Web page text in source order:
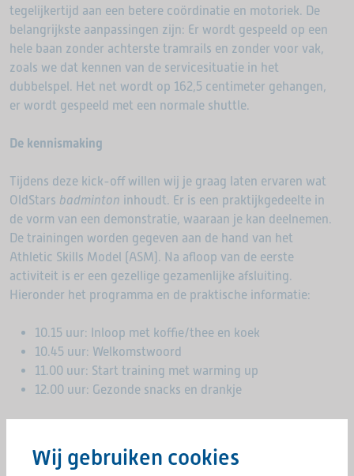
tegelijkertijd aan een betere coördinatie en motoriek. De
belangrijkste aanpassingen zijn: Er wordt gespeeld op een
hele baan zonder achterste tramrails en zonder voor vak,
zoals we dat kennen van de servicesituatie in het
dubbelspel. Het net wordt op 162,5 centimeter gehangen,
er wordt gespeeld met een normale shuttle.
De kennismaking
Tijdens deze kick-off willen wij je graag laten ervaren wat
OldStars badminton inhoudt. Er is een praktijkgedeelte in
de vorm van een demonstratie, waaraan je kan deelnemen.
De trainingen worden gegeven aan de hand van het
Athletic Skills Model (ASM). Na afloop van de eerste
activiteit is er een gezellige gezamenlijke afsluiting.
Hieronder het programma en de praktische informatie:
10.15 uur: Inloop met koffie/thee en koek
10.45 uur: Welkomstwoord
11.00 uur: Start training met warming up
12.00 uur: Gezonde snacks en drankje
meenemen.
Wij gebruiken cookies